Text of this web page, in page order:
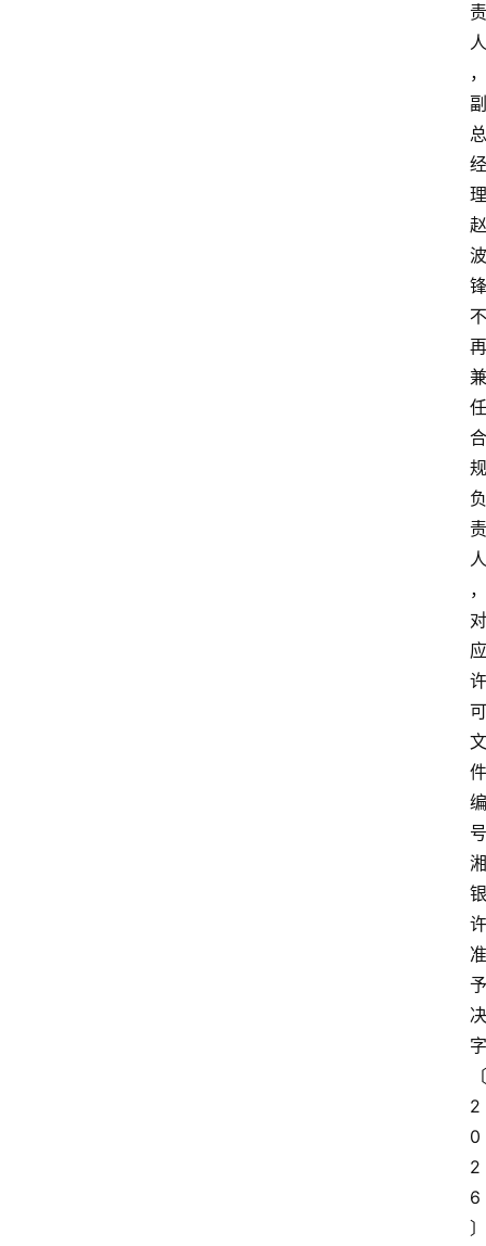
责
人
，
副
总
经
理
赵
波
锋
不
再
兼
任
合
规
负
责
人
，
对
应
许
可
文
件
编
号
湘
银
许
准
予
决
字
〔
2
0
2
6
〕